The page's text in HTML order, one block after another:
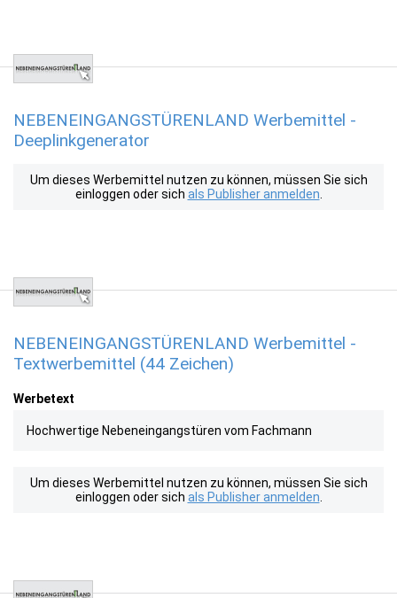
NEBENEINGANGSTÜRENLAND Werbemittel -
Deeplinkgenerator
Um dieses Werbemittel nutzen zu können, müssen Sie sich
einloggen oder sich als Publisher anmelden
NEBENEINGANGSTÜRENLAND Werbemittel -
Textwerbemittel (44 Zeichen)
Werbetext
Hochwertige Nebeneingangstüren vom Fachmann
Um dieses Werbemittel nutzen zu können, müssen Sie sich
einloggen oder sich als Publisher anmelden